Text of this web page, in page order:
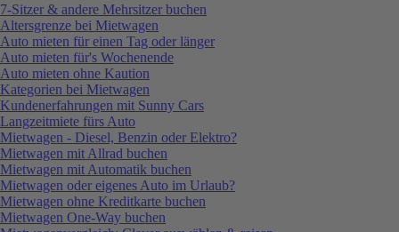
7-Sitzer & andere Mehrsitzer buchen
Altersgrenze bei Mietwagen
Auto mieten für einen Tag oder länger
Auto mieten für's Wochenende
Auto mieten ohne Kaution
Kategorien bei Mietwagen
Kundenerfahrungen mit Sunny Cars
Langzeitmiete fürs Auto
Mietwagen - Diesel, Benzin oder Elektro?
Mietwagen mit Allrad buchen
Mietwagen mit Automatik buchen
Mietwagen oder eigenes Auto im Urlaub?
Mietwagen ohne Kreditkarte buchen
Mietwagen One-Way buchen